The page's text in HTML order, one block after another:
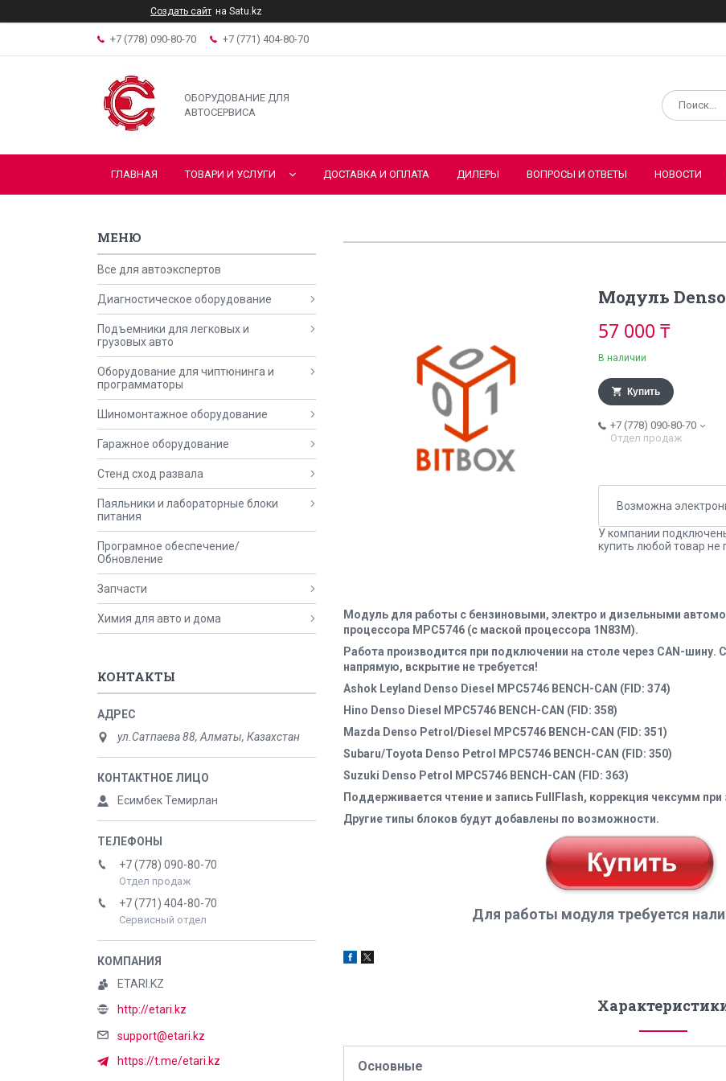
Создать сайт на Satu.kz
+7 (778) 090-80-70 +7 (771) 404-80-70
ОБОРУДОВАНИЕ ДЛЯ
АВТОСЕРВИСА
ГЛАВНАЯ ТОВАРИ И УСЛУГИ ДОСТАВКА И ОПЛАТА ДИЛЕРЫ ВОПРОСЫ И ОТВЕТЫ НОВОСТИ
Модуль Denso
57 000 ₸
В наличии
Купить
+7 (778) 090-80-70
Отдел продаж
У компании
купить любой товар не
Модуль для работы с бензиновыми, электро и дизельными
процессора MPC5746 (c маской процессора 1N83M).
Работа производится при подключении на столе через CAN-
напрямую, вскрытие не требуется!
Ashok Leyland Denso Diesel MPC5746 BENCH-CAN (FID: 374)
Hino Denso Diesel MPC5746 BENCH-CAN (FID: 358)
Mazda Denso Petrol/Diesel MPC5746 BENCH-CAN (FID: 351)
Subaru/Toyota Denso Petrol MPC5746 BENCH-CAN (FID: 350)
Suzuki Denso Petrol MPC5746 BENCH-CAN (FID: 363)
Поддерживается чтение и запись FullFlash, коррекция чексумм при
Другие типы блоков будут добавлены по возможности.
Для работы модуля требуется
Основные
Все для автоэкспертов
Диагностическое оборудование
Подъемники для легковых и
грузовых авто
Оборудование для чиптюнинга и
программаторы
Шиномонтажное оборудование
Гаражное оборудование
Стенд сход развала
Паяльники и лабораторные блоки
питания
Програмное обеспечение/
Обновление
Запчасти
Химия для авто и дома
КОНТАКТЫ
ул.Сатпаева 88, Алматы, Казахстан
Есимбек Темирлан
+7 (778) 090-80-70
Отдел продаж
+7 (771) 404-80-70
Сервисный отдел
ETARI.KZ
http://etari.kz
support@etari.kz
https://t.me/etari.kz